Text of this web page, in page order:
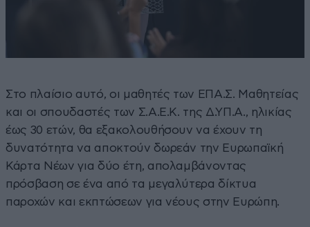
Στο πλαίσιο αυτό, οι μαθητές των ΕΠΑ.Σ. Μαθητείας
και οι σπουδαστές των Σ.Α.Ε.Κ. της Δ.ΥΠ.Α., ηλικίας
έως 30 ετών, θα εξακολουθήσουν να έχουν τη
δυνατότητα να αποκτούν δωρεάν την Ευρωπαϊκή
Κάρτα Νέων για δύο έτη, απολαμβάνοντας
πρόσβαση σε ένα από τα μεγαλύτερα δίκτυα
παροχών και εκπτώσεων για νέους στην Ευρώπη.